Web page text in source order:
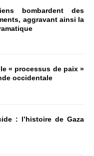
bombardent des
aggravant ainsi la
« processus de paix »
occidentale
: l’histoire de Gaza